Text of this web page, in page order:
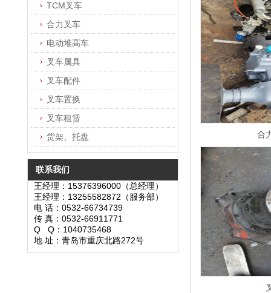
TCM叉车
合力叉车
电动堆高车
叉车属具
叉车配件
叉车置换
叉车租赁
货架、托盘
联系我们
王经理：15376396000（总经理）
王经理：13255582872（服务部）
电 话：0532-66734739
传 真：0532-66911771
Q Q：1040735468
地 址：青岛市重庆北路272号
合